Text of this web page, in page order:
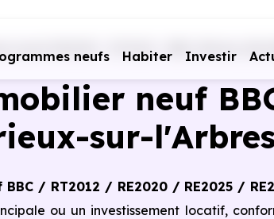
neufs Habiter Investir
neufs RE2020 - RT2012 - BBC Rhône (69)
neuf
sur-
/ RT2012 / RE2020 / RE2025 /
ou un investissement locatif,